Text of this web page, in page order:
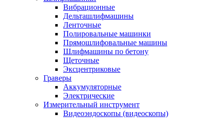
Вибрационные
Дельташлифмашины
Ленточные
Полировальные машинки
Прямошлифовальные машины
Шлифмашины по бетону
Щеточные
Эксцентриковые
Граверы
Аккумуляторные
Электрические
Измерительный инструмент
Видеоэндоскопы (видеоскопы)